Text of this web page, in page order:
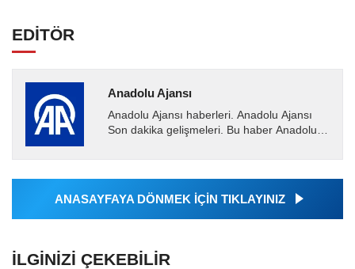
EDİTÖR
Anadolu Ajansı
Anadolu Ajansı haberleri. Anadolu Ajansı
Son dakika gelişmeleri. Bu haber Anadolu
Ajansı tarafından...
ANASAYFAYA DÖNMEK İÇİN TIKLAYINIZ
İLGINIZI ÇEKEBILIR